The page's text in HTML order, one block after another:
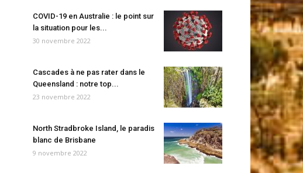
COVID-19 en Australie : le point sur
la situation pour les...
30 novembre 2022
Cascades à ne pas rater dans le
Queensland : notre top...
23 novembre 2022
North Stradbroke Island, le paradis
blanc de Brisbane
9 novembre 2022